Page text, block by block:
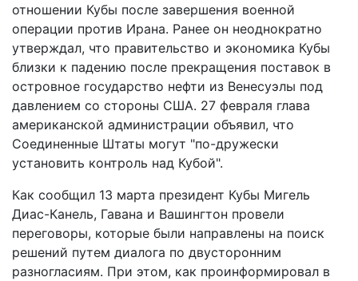
отношении Кубы после завершения военной
операции против Ирана. Ранее он неоднократно
утверждал, что правительство и экономика Кубы
близки к падению после прекращения поставок в
островное государство нефти из Венесуэлы под
давлением со стороны США. 27 февраля глава
американской администрации объявил, что
Соединенные Штаты могут "по-дружески
установить контроль над Кубой".
Как сообщил 13 марта президент Кубы Мигель
Диас-Канель, Гавана и Вашингтон провели
переговоры, которые были направлены на поиск
решений путем диалога по двусторонним
разногласиям. При этом, как проинформировал в